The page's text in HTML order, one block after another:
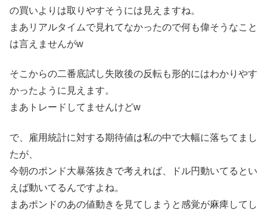
の買いよりは取りやすそうには見えますね。
まあリアルタイムで見れてなかったので何も偉そうなこと
は言えませんがw
そこからの二番底試し失敗後の反転も形的にはわかりやす
かったように見えます。
まあトレードしてませんけどw
で、雇用統計に対する期待値は私の中で大幅に落ちてまし
たが、
今朝のポンド大暴落抜きで考えれば、ドル円動いてるとい
えば動いてるんですよね。
まあポンドのあの値動きを見てしまうと感覚が麻痺してし